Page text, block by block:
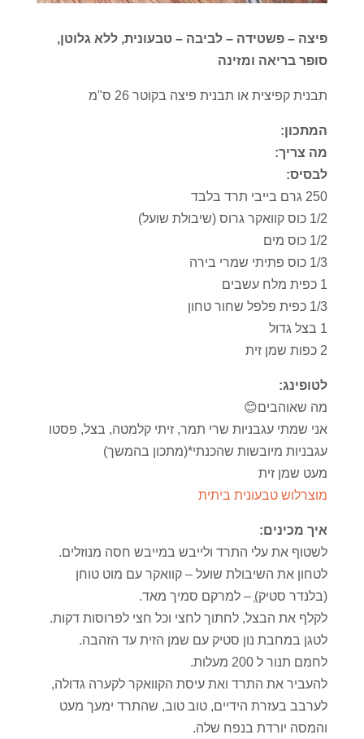
פיצה – פשטידה – לביבה – טבעונית, ללא גלוטן,
סופר בריאה ומזינה
תבנית קפיצית או תבנית פיצה בקוטר 26 ס"מ
המתכון:
מה צריך:
לבסיס:
250 גרם בייבי תרד בלבד
1/2 כוס קוואקר גרוס (שיבולת שועל)
1/2 כוס מים
1/3 כוס פתיתי שמרי בירה
1 כפית מלח עשבים
1/3 כפית פלפל שחור טחון
1 בצל גדול
2 כפות שמן זית
לטופינג:
מה שאוהבים😊
אני שמתי עגבניות שרי תמר, זיתי קלמטה, בצל, פסטו
עגבניות מיובשות שהכנתי*(מתכון בהמשך)
מעט שמן זית
מוצרלוש טבעונית ביתית
איך מכינים:
לשטוף את עלי התרד ולייבש במייבש חסה מנוזלים.
לטחון את השיבולת שועל – קוואקר עם מוט טוחן
(בלנדר סטיק)ֶ – למרקם סמיך מאד.
לקלף את הבצל, לחתוך לחצי וכל חצי לפרוסות דקות.
לטגן במחבת נון סטיק עם שמן הזית עד הזהבה.
לחמם תנור ל 200 מעלות.
להעביר את התרד ואת עיסת הקוואקר לקערה גדולה,
לערבב בעזרת הידיים, טוב טוב, שהתרד ימעך מעט
והמסה יורדת בנפח שלה.